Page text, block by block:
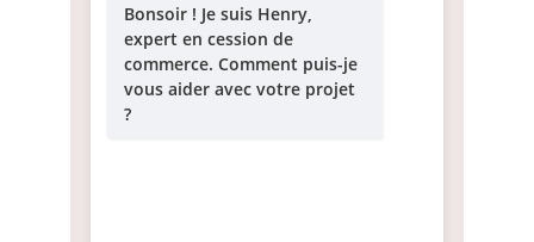
Bonsoir ! Je suis Henry,
expert en cession de
commerce. Comment puis-je
vous aider avec votre projet
?